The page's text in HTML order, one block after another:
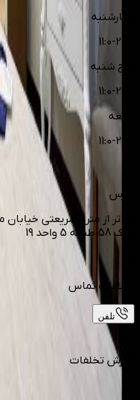
چهارشنبه
11:0-20:0
پنج شنبه
11:0-20:0
جمعه
11:0-20:0
آدرس
بالاتر از مترو شریعتی
پلاک 58 طیقه 5 واحد 19
اطلاعات تماس
تلفن
گزارش تخلفات